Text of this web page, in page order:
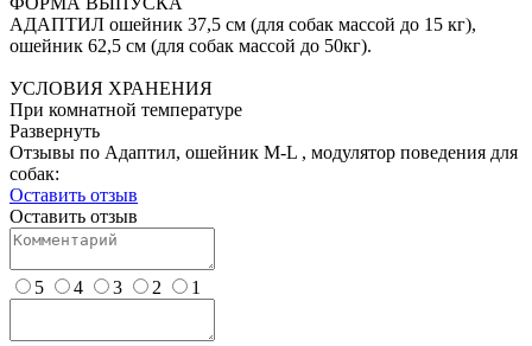
АДАПТИЛ ошейник 37,5 см (для собак массой до 15 кг),
ошейник 62,5 см (для собак массой до 50кг).
УСЛОВИЯ ХРАНЕНИЯ
При комнатной температуре
Развернуть
Отзывы по Адаптил, ошейник M-L , модулятор поведения для
собак:
Оставить отзыв
Оставить отзыв
5 4 3 2 1